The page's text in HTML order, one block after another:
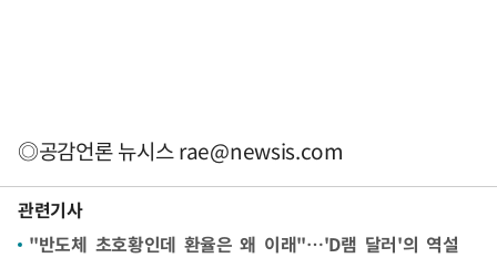
◎공감언론 뉴시스rae@newsis.com
관련기사
"반도체 초호황인데 환율은 왜 이래"…'D램 달러'의 역설